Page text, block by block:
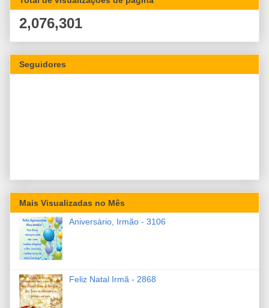
2,076,301
Seguidores
Mais Visualizadas no Mês
Aniversário, Irmão - 3106
Feliz Natal Irmã - 2868